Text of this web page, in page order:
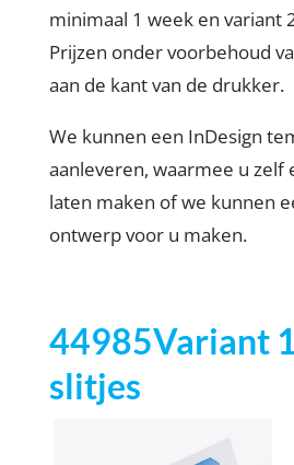
minimaal 1 week en variant
Prijzen onder voorbehoud
aan de kant van de drukker.
We kunnen een InDesign
aanleveren, waarmee u
laten maken of we kunnen
ontwerp voor u maken.
44985Variant
slitjes